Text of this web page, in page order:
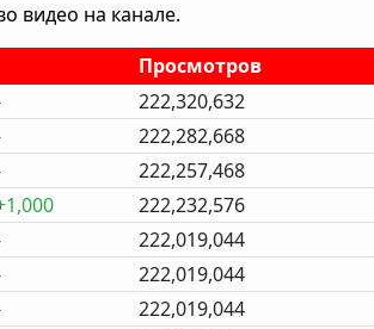
видео на канале.
Просмотров
222,320,632
222,282,668
222,257,468
222,232,576
222,019,044
222,019,044
222,019,044